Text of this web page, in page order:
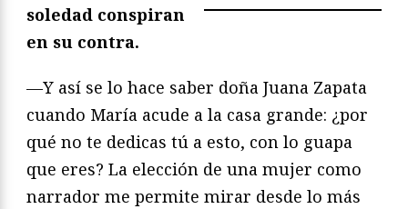
soledad conspiran
en su contra.
—Y así se lo hace saber doña Juana Zapata
cuando María acude a la casa grande: ¿por
qué no te dedicas tú a esto, con lo guapa
que eres? La elección de una mujer como
narrador me permite mirar desde lo más